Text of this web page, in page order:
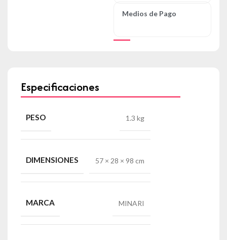
Medios de Pago
Especificaciones
PESO 1.3 kg
DIMENSIONES 57 × 28 × 98 cm
MARCA MINARI